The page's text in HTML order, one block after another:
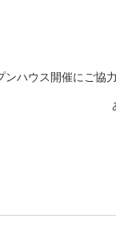
ンハウス開催にご協